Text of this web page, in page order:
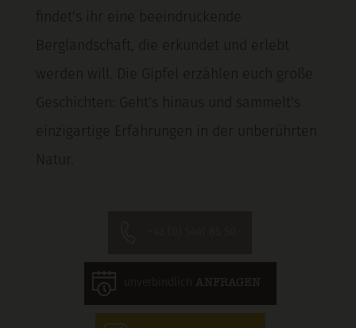
findet's ihr eine beeindruckende
Berglandschaft, die erkundet und erlebt
werden will. Die Gipfel erzählen euch große
Geschichten: Geht's hinaus und sammelt's
einzigartige Erfahrungen in der unberührten
Natur.
unverbindlich ANFRAGEN